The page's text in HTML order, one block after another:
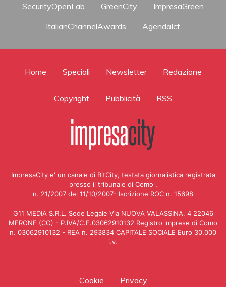
SecurityOpenLab
GreenCity
ImpresaGreen
ItalianChannelAwards
AgendaIct
Home Speciali Newsletter Redazione
Copyright Pubblicità RSS
ImpresaCity e' un canale di BitCity, testata giornalistica registrata
presso il tribunale di Como ,
n. 21/2007 del 11/10/2007- Iscrizione ROC n. 15698
G11 MEDIA S.R.L. Sede Legale Via NUOVA VALASSINA, 4 22046
MERONE (CO) - P.IVA/C.F.03062910132 Registro imprese di Como
n. 03062910132 - REA n. 293834 CAPITALE SOCIALE Euro 30.000
i.v.
Cookie Privacy